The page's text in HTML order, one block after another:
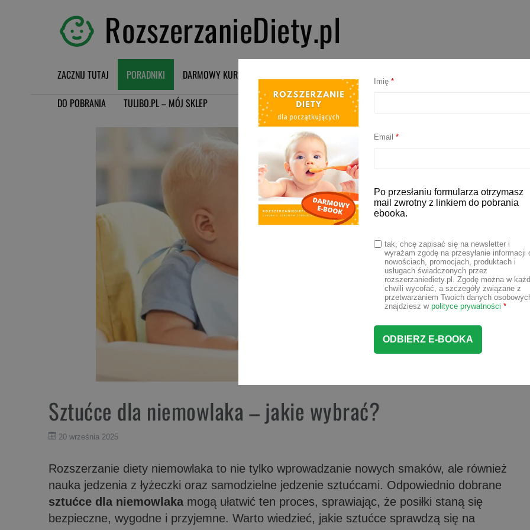
RozszerzanieDiety.pl
ZACZNIJ TUTAJ PORADNIKI DARMOWY KURS BLW
DO POBRANIA
TULIBO.PL – MÓJ SKLEP
Sztućce dla niemowlaka – jakie wybrać?
20 września 2025
Rozszerzanie diety niemowlaka to nie tylko wprowadzanie nowych smaków, ale również
nauka jedzenia z łyżeczki oraz samodzielne jedzenie sztućcami. Odpowiednio dobrane
sztućce dla niemowlaka mogą ułatwić ten proces, sprawiając, że posiłki staną się
bezpieczne, wygodne i przyjemne. Warto wiedzieć, jakie sztućce sprawdzą się na
Imię *
Email *
Po przesłaniu formularza otrzymasz
mail zwrotny z linkiem do pobrania
ebooka.
tak, chcę zapisać się na newsletter i
wyrażam zgodę na przesyłanie informacji
nowościach, promocjach, produktach i
usługach świadczonych przez
rozszerzaniediety.pl. Zgodę można w
chwili wycofać, a szczegóły związane z
przetwarzaniem Twoich danych
znajdziesz wpolityce prywatności *